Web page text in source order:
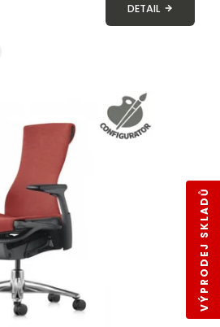
DETAIL
VÝPRODEJ SKLADŮ